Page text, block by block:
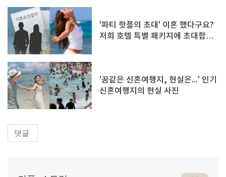
'파티 핫플의 초대' 이혼 했다구요?
저희 호텔 특별 패키지에 초대합니
'꿈같은 신혼여행지, 현실은...' 인기
신혼여행지의 현실 사진
댓글